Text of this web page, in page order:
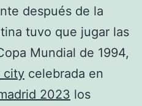
después de la
tuvo que jugar las
Mundial de 1994,
city celebrada en
2023 los